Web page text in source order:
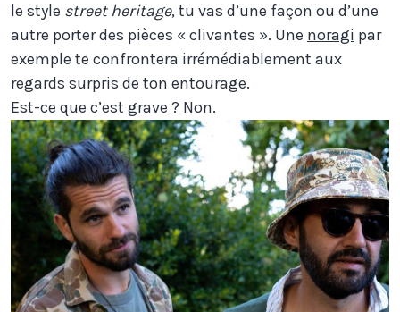
le style street heritage, tu vas d’une façon ou d’une
autre porter des pièces « clivantes ». Une noragi par
exemple te confrontera irrémédiablement aux
regards surpris de ton entourage.
Est-ce que c’est grave ? Non.